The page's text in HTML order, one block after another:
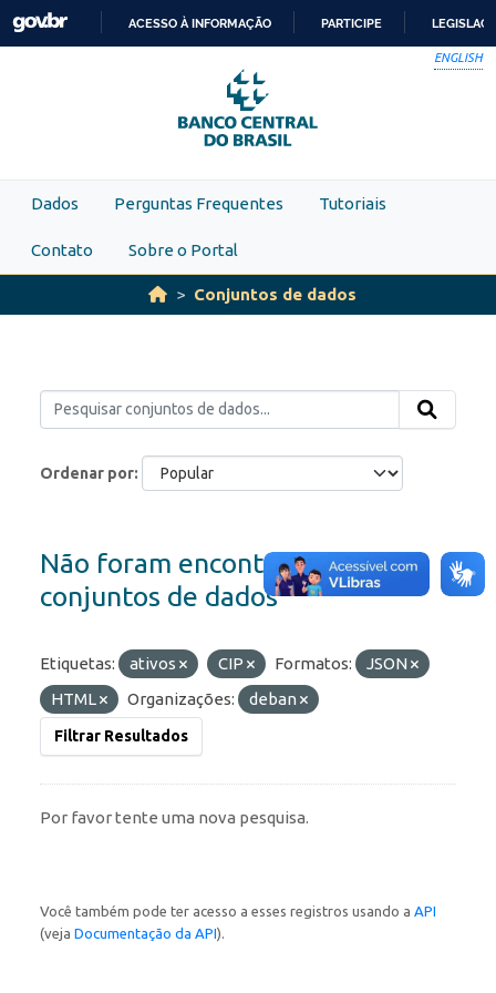
Skip to main content
PARA
O
CONTEÚDO
ACESSO À INFORMAÇÃO PARTICIPE
ENGLISH
Dados Perguntas Frequentes Tutoriais
Contato Sobre o Portal
Conjuntos de dados
Ordenar por
Não foram encontrados
conjuntos de dados
Etiquetas: ativos CIP Formatos:
JSON
HTML
Organizações: deban
Filtrar Resultados
Por favor tente uma nova pesquisa.
Você também pode ter acesso a esses registros usando a API
(veja Documentação da API).